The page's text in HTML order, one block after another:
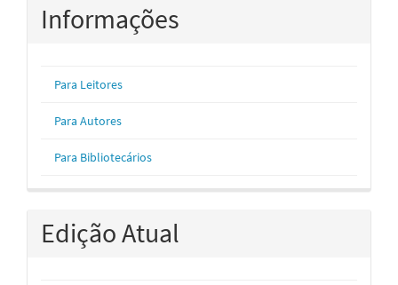
Informações
Para Leitores
Para Autores
Para Bibliotecários
Edição Atual